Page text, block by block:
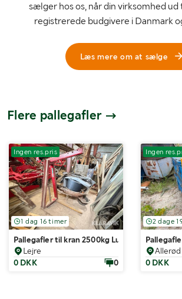
sælger hos os, når din virksomhed ud
registrerede budgivere i Danmark
Læs mere om at sælge
Flere pallegafler
Ingen res.pris
1 dag 16 timer
Pallegafler til kran 2500kg Lundborg kran og
Lejre
0 DKK
0
Ingen
2 dage
Allerød
0 DKK